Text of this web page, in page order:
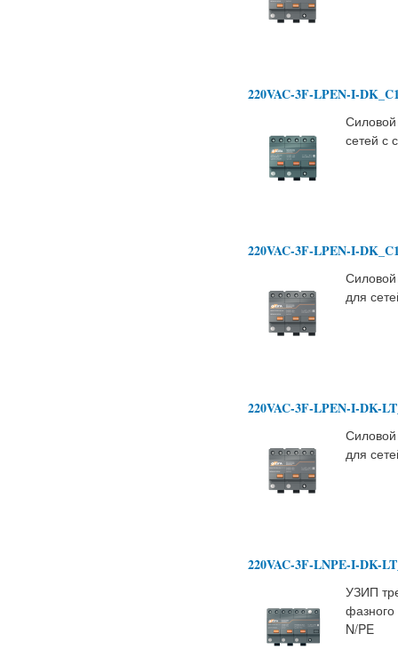
220VAC-3F-LPEN-I-
сетей с
220VAC-3F-LPEN-I-
для
220VAC-3F-LPEN-I-DK-
для
220VAC-3F-LNPE-I-DK-
УЗИП
фазного
N/PE